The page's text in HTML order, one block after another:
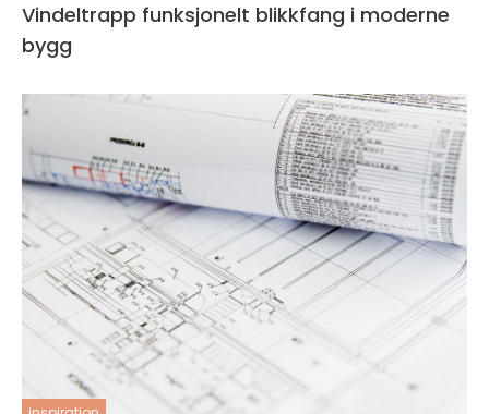
Vindeltrapp funksjonelt blikkfang i moderne
bygg